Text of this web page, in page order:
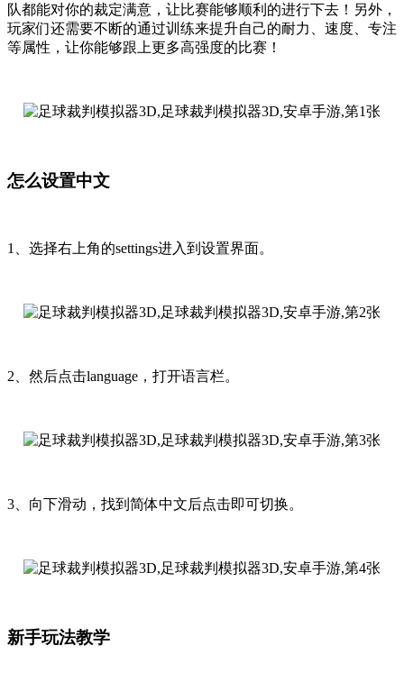
队都能对你的裁定满意，让比赛能够顺利的进行下去！另外，
玩家们还需要不断的通过训练来提升自己的耐力、速度、专注
等属性，让你能够跟上更多高强度的比赛！
怎么设置中文
1、选择右上角的settings进入到设置界面。
2、然后点击language，打开语言栏。
3、向下滑动，找到简体中文后点击即可切换。
新手玩法教学